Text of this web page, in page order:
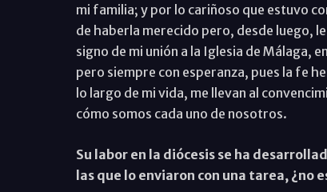
mi familia; y por lo cariñoso que estuvo
de haberla merecido pero, desde luego,
signo de mi unión a la Iglesia de Málaga,
pero siempre con esperanza, pues la fe
lo largo de mi vida, me llevan al
cómo somos cada uno de nosotros.
Su labor en la diócesis se ha
las que lo enviaron con una tarea, ¿no